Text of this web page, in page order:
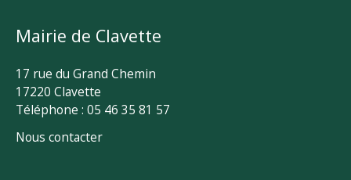
Mairie de Clavette
17 rue du Grand Chemin
17220 Clavette
Téléphone : 05 46 35 81 57
Nous contacter